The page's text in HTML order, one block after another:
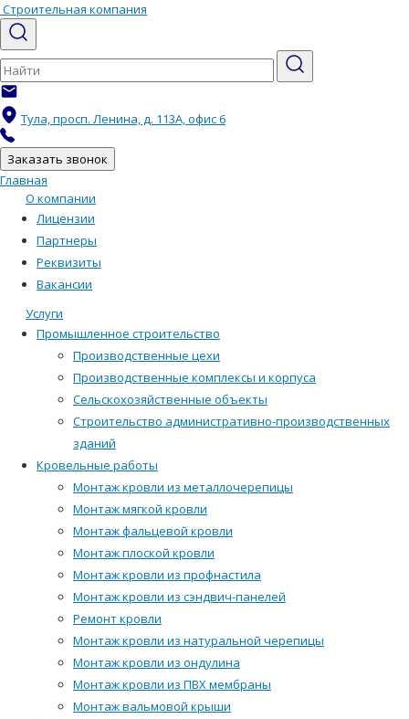
Строительная компания
Тула, просп. Ленина, д. 113А, офис 6
Заказать звонок
Главная
О компании
Лицензии
Партнеры
Реквизиты
Вакансии
Услуги
Промышленное строительство
Производственные цехи
Производственные комплексы и корпуса
Сельскохозяйственные объекты
Строительство административно-производственных
зданий
Кровельные работы
Монтаж кровли из металлочерепицы
Монтаж мягкой кровли
Монтаж фальцевой кровли
Монтаж плоской кровли
Монтаж кровли из профнастила
Монтаж кровли из сэндвич-панелей
Ремонт кровли
Монтаж кровли из натуральной черепицы
Монтаж кровли из ондулина
Монтаж кровли из ПВХ мембраны
Монтаж вальмовой крыши